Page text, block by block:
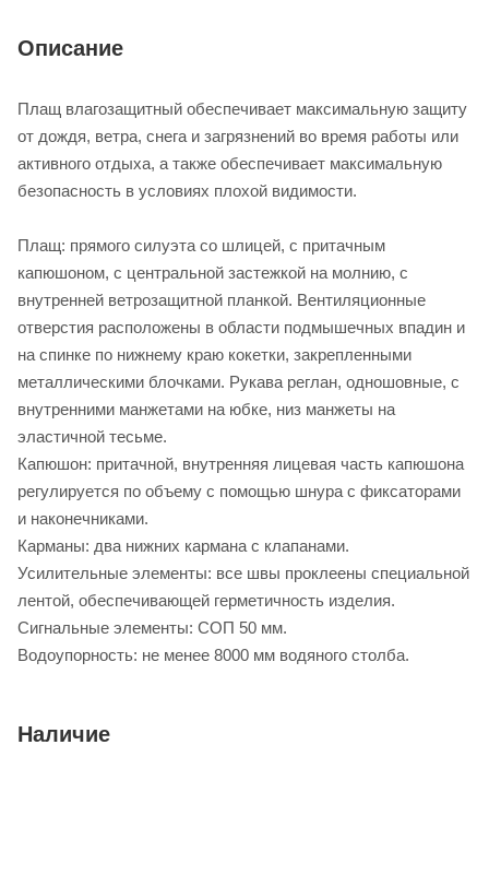
Описание
Плащ влагозащитный обеспечивает максимальную защиту
от дождя, ветра, снега и загрязнений во время работы или
активного отдыха, а также обеспечивает максимальную
безопасность в условиях плохой видимости.
Плащ: прямого силуэта со шлицей, с притачным
капюшоном, с центральной застежкой на молнию, с
внутренней ветрозащитной планкой. Вентиляционные
отверстия расположены в области подмышечных впадин и
на спинке по нижнему краю кокетки, закрепленными
металлическими блочками. Рукава реглан, одношовные, с
внутренними манжетами на юбке, низ манжеты на
эластичной тесьме.
Капюшон: притачной, внутренняя лицевая часть капюшона
регулируется по объему с помощью шнура с фиксаторами
и наконечниками.
Карманы: два нижних кармана с клапанами.
Усилительные элементы: все швы проклеены специальной
лентой, обеспечивающей герметичность изделия.
Сигнальные элементы: СОП 50 мм.
Водоупорность: не менее 8000 мм водяного столба.
Наличие